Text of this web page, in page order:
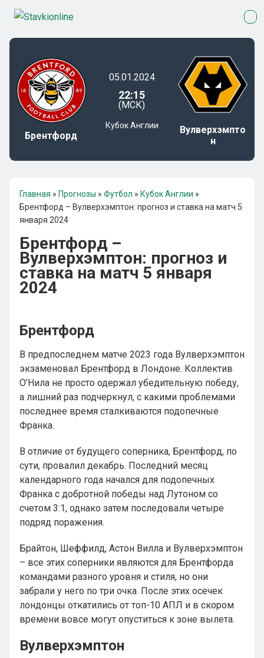
Брентфорд
05.01.2024
22:15
(МСК)
Кубок Англии
Вулверхэмпто
н
Главная » Прогнозы » Футбол » Кубок Англии »
Брентфорд – Вулверхэмптон: прогноз и ставка на матч 5
января 2024
Брентфорд –
Вулверхэмптон: прогноз и
ставка на матч 5 января
2024
Брентфорд
В предпоследнем матче 2023 года Вулверхэмптон
экзаменовал Брентфорд в Лондоне. Коллектив
О’Нила не просто одержал убедительную победу,
а лишний раз подчеркнул, с какими проблемами
последнее время сталкиваются подопечные
Франка.
В отличие от будущего соперника, Брентфорд, по
сути, провалил декабрь. Последний месяц
календарного года начался для подопечных
Франка с добротной победы над Лутоном со
счетом 3:1, однако затем последовали четыре
подряд поражения.
Брайтон, Шеффилд, Астон Вилла и Вулверхэмптон
– все этих соперники являются для Брентфорда
командами разного уровня и стиля, но они
забрали у него по три очка. После этих осечек
лондонцы откатились от топ-10 АПЛ и в скором
времени вовсе могут опуститься к зоне вылета.
Вулверхэмптон